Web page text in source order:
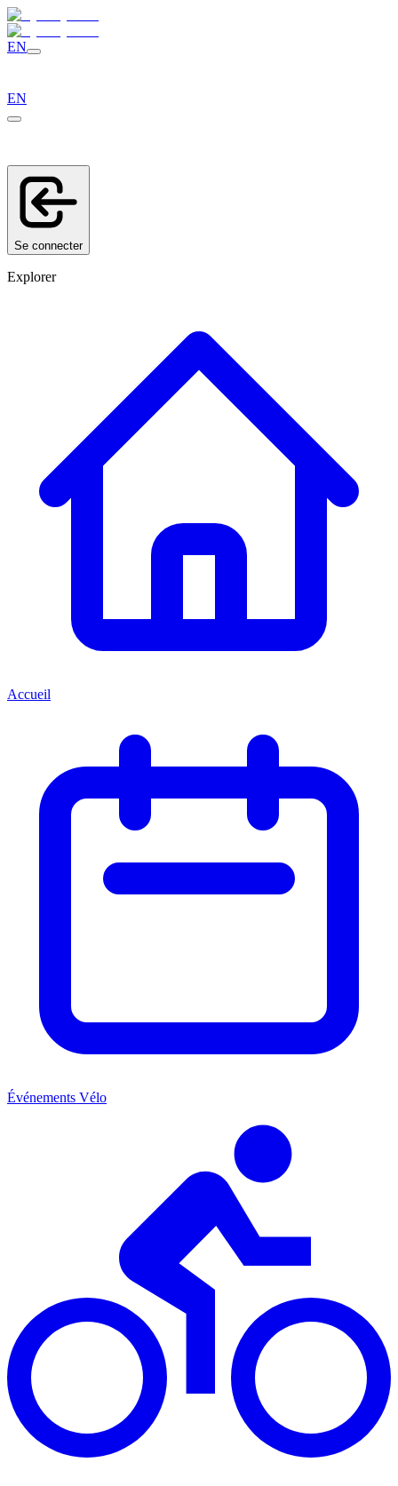
EN
EN
Se connecter
Explorer
Accueil
Événements Vélo